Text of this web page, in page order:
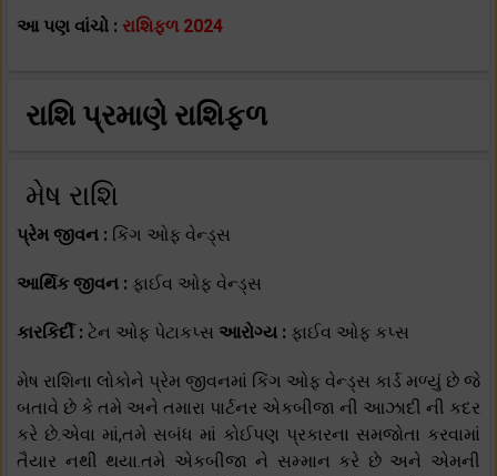
આ પણ વાંચો : રાશિફળ 2024
રાશિ પ્રમાણે રાશિફળ
મેષ રાશિ
પ્રેમ જીવન : કિંગ ઓફ વેન્ડ્સ
આર્થિક જીવન : ફાઈવ ઓફ વેન્ડ્સ
કારકિર્દી : ટેન ઓફ પેટાકપ્સ આરોગ્ય : ફાઈવ ઓફ કપ્સ
મેષ રાશિના લોકોને પ્રેમ જીવનમાં કિંગ ઓફ વેન્ડ્સ કાર્ડ મળ્યું છે જે
બતાવે છે કે તમે અને તમારા પાર્ટનર એકબીજા ની આઝાદી ની કદર
કરે છે.એવા માં,તમે સબંધ માં કોઈપણ પ્રકારના સમજોતા કરવામાં
તૈયાર નથી થયા.તમે એકબીજા ને સમ્માન કરે છે અને એમની